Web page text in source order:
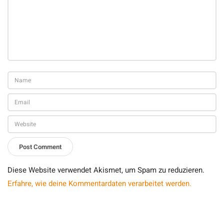
Diese Website verwendet Akismet, um Spam zu reduzieren.
Erfahre, wie deine Kommentardaten verarbeitet werden.